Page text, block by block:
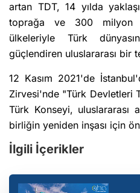
artan TDT, 14 yılda
toprağa ve 300 milyon
ülkeleriyle Türk
güçlendiren uluslararası bir
12 Kasım 2021'de
Zirvesi'nde "Türk Devletleri
Türk Konseyi, uluslararası
birliğin yeniden inşası için
İlgili İçerikler